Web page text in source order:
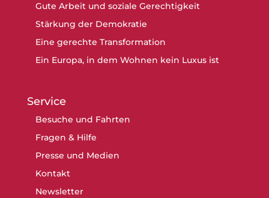
Gute Arbeit und soziale Gerechtigkeit
Stärkung der Demokratie
Eine gerechte Transformation
Ein Europa, in dem Wohnen kein Luxus ist
Service
Besuche und Fahrten
Fragen & Hilfe
Presse und Medien
Kontakt
Newsletter